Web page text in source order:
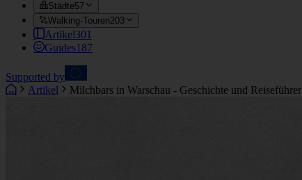
Städte57
Walking-Touren203
Artikel301
Guides187
Supported by
Artikel
Milchbars in Warschau - Geschichte und Reiseführer